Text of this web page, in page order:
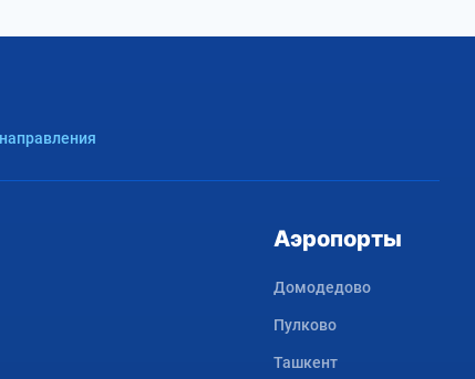
Аэропорты
Домодедово
Пулково
Ташкент